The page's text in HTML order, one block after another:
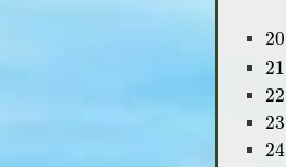
20
20
21
21
22
22
23
23
24
24